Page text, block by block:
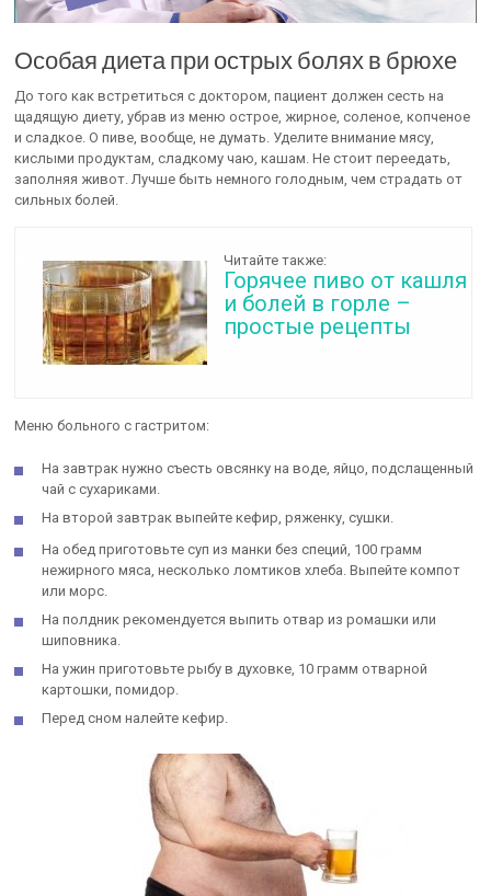
Особая диета при острых болях в брюхе
До того как встретиться с доктором, пациент должен сесть на
щадящую диету, убрав из меню острое, жирное, соленое, копченое
и сладкое. О пиве, вообще, не думать. Уделите внимание мясу,
кислыми продуктам, сладкому чаю, кашам. Не стоит переедать,
заполняя живот. Лучше быть немного голодным, чем страдать от
сильных болей.
Читайте также:
Горячее пиво от кашля
и болей в горле –
простые рецепты
Меню больного с гастритом:
На завтрак нужно съесть овсянку на воде, яйцо, подслащенный
чай с сухариками.
На второй завтрак выпейте кефир, ряженку, сушки.
На обед приготовьте суп из манки без специй, 100 грамм
нежирного мяса, несколько ломтиков хлеба. Выпейте компот
или морс.
На полдник рекомендуется выпить отвар из ромашки или
шиповника.
На ужин приготовьте рыбу в духовке, 10 грамм отварной
картошки, помидор.
Перед сном налейте кефир.